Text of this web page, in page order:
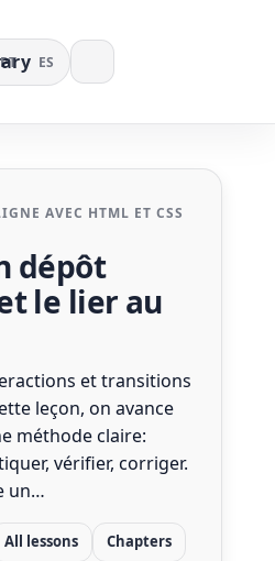
PT ES
AVEC HTML ET CSS
dépôt
le lier au
et transitions
leçon, on avance
méthode claire:
vérifier, corriger.
un…
All lessons
Chapters